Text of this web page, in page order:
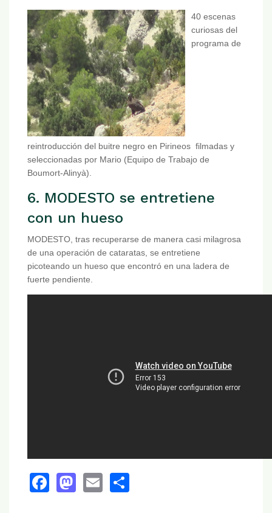
40 escenas
curiosas del
programa de
reintroducción del buitre negro en Pirineos filmadas y
seleccionadas por Mario (Equipo de Trabajo de
Boumort-Alinyà).
6. MODESTO se entretiene
con un hueso
MODESTO, tras recuperarse de manera casi milagrosa
de una operación de cataratas, se entretiene
picoteando un hueso que encontró en una ladera de
fuerte pendiente.
Facebook
Mastodon
Email